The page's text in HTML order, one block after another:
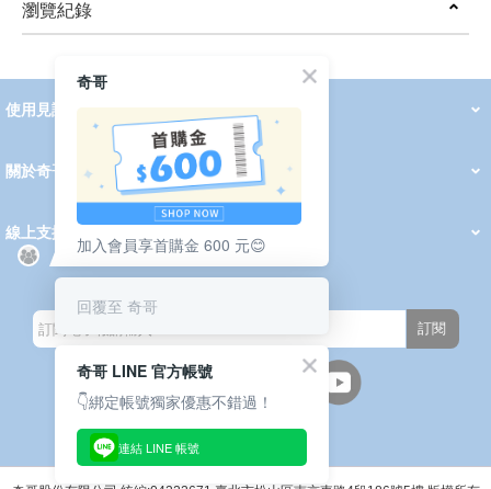
瀏覽紀錄
prev
next
使用見證 線上DM
2026 PADDINGTON 春夏服飾
2026 Peter Rabbit 春夏服飾
2026 CHIC BASICS春夏服飾
2026 Chic“a”Bon 派對禮服系列
2026 Chic“a”Bon 春夏服飾
媽咪購物指南
關於奇哥
奇哥的故事
育兒資訊站
會員中心
會員權益說明
我的帳戶
訂單查詢
紅利點數
修改會員資料
活動報名
線上支援
購買說明
常見問題
隱私權聲明
保固卡登錄
保固查詢
訂閱
週一至週五(上班日)
9:30~12:00 13:00~17:00
●中午12:00-13:00休息●
奇哥
加入會員享首購金 600 元😊
回覆至 奇哥
奇哥 LINE 官方帳號
👇綁定帳號獨家優惠不錯過！
連結 LINE 帳號